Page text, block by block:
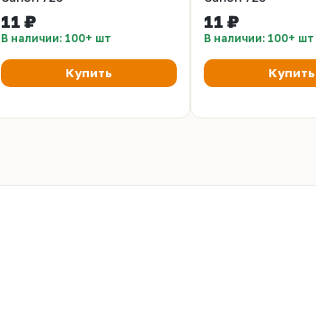
11 ₽
В наличии: 100+ шт
Купить
11 ₽
В наличии: 100+ шт
Купить